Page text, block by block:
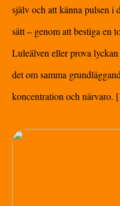
själv och att känna pulsen i
sätt – genom att bestiga en
Luleälven eller prova
det om samma
koncentration och